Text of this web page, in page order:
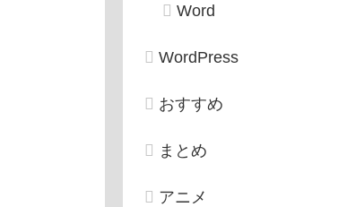
Word
WordPress
おすすめ
まとめ
アニメ